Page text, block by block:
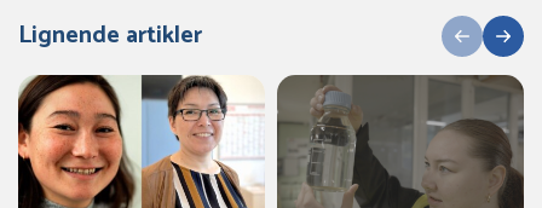
Lignende artikler